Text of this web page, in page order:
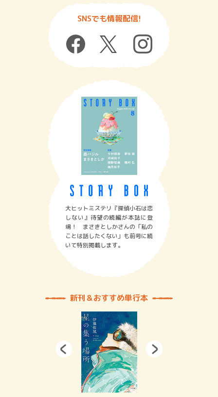
SNSでも情報配信!
大ヒットミステリ『探偵小石は恋
しない』待望の続編が本誌に登
場！ まさきとしかさんの「私の
ことは話したくない」も前号に続
いて特別掲載します。
新刊＆おすすめ単行本